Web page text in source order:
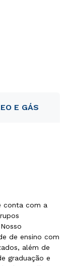
E GÁS
conta com a
de ensino com
além de
graduação e